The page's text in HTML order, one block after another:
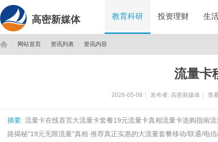
高密新媒体 教育科研 投资理财 生
网站首页 资讯列表 资讯内容
流量卡
2026-05-08 发布者: 高密新媒体 查
摘要: 流量卡在线首页大流量卡套餐19元流量卡真相流量卡选购指南
路揭秘"19元无限流量"真相·推荐真正实惠的大流量套餐移动/联通/电